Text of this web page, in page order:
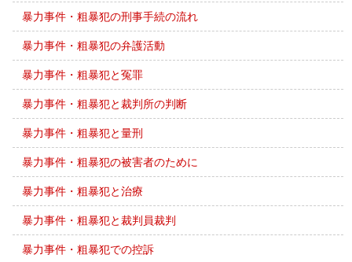
暴力事件・粗暴犯の刑事手続の流れ
暴力事件・粗暴犯の弁護活動
暴力事件・粗暴犯と冤罪
暴力事件・粗暴犯と裁判所の判断
暴力事件・粗暴犯と量刑
暴力事件・粗暴犯の被害者のために
暴力事件・粗暴犯と治療
暴力事件・粗暴犯と裁判員裁判
暴力事件・粗暴犯での控訴